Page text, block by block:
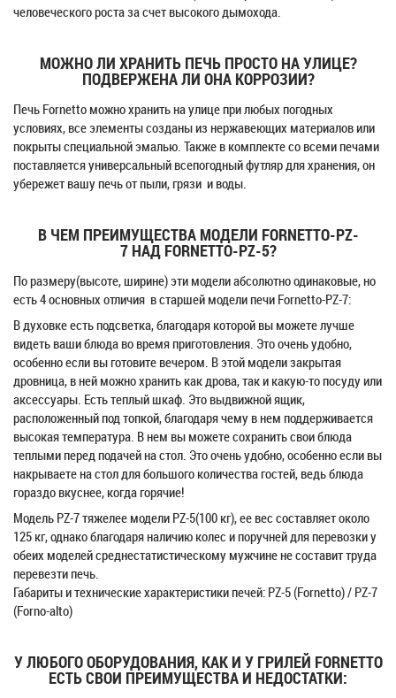
человеческого роста за счет высокого дымохода.
МОЖНО ЛИ ХРАНИТЬ ПЕЧЬ ПРОСТО НА УЛИЦЕ?
ПОДВЕРЖЕНА ЛИ ОНА КОРРОЗИИ?
Печь Fornetto можно хранить на улице при любых погодных
условиях, все элементы созданы из нержавеющих материалов или
покрыты специальной эмалью. Также в комплекте со всеми печами
поставляется универсальный всепогодный футляр для хранения, он
убережет вашу печь от пыли, грязи и воды.
В ЧЕМ ПРЕИМУЩЕСТВА МОДЕЛИ FORNETTO-PZ-
7 НАД FORNETTO-PZ-5?
По размеру(высоте, ширине) эти модели абсолютно одинаковые, но
есть 4 основных отличия в старшей модели печи Fornetto-PZ-7:
В духовке есть подсветка, благодаря которой вы можете лучше
видеть ваши блюда во время приготовления. Это очень удобно,
особенно если вы готовите вечером. В этой модели закрытая
дровница, в ней можно хранить как дрова, так и какую-то посуду или
аксессуары. Есть теплый шкаф. Это выдвижной ящик,
расположенный под топкой, благодаря чему в нем поддерживается
высокая температура. В нем вы можете сохранить свои блюда
теплыми перед подачей на стол. Это очень удобно, особенно если вы
накрываете на стол для большого количества гостей, ведь блюда
гораздо вкуснее, когда горячие!
Модель PZ-7 тяжелее модели PZ-5(100 кг), ее вес составляет около
125 кг, однако благодаря наличию колес и поручней для перевозки у
обеих моделей среднестатистическому мужчине не составит труда
перевезти печь.
Габариты и технические характеристики печей: PZ-5 (Fornetto) / PZ-7
(Forno-alto)
У ЛЮБОГО ОБОРУДОВАНИЯ, КАК И У ГРИЛЕЙ FORNETTO
ЕСТЬ СВОИ ПРЕИМУЩЕСТВА И НЕДОСТАТКИ: